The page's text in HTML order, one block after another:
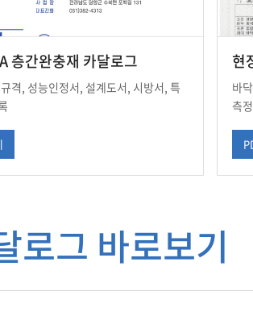
층간완충재 카달로그
격, 성능인정서, 설계도서, 시방서, 특
현
바
측
로그 바로보기